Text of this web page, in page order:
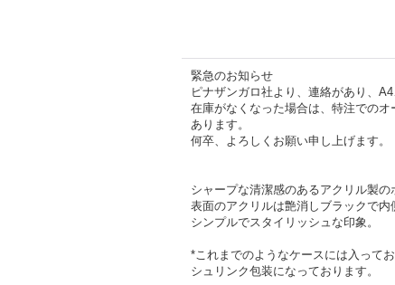
緊急のお知らせ
ピナザンガロ社より、連絡があり、
在庫がなくなった場合は、特注での
あります。
何卒、よろしくお願い申し上げます。
シャープな清潔感のあるアクリル製の
表面のアクリルは艶消しブラックで内
シンプルでスタイリッシュな印象。
*これまでのようなケースには入ってお
シュリンク包装になっております。